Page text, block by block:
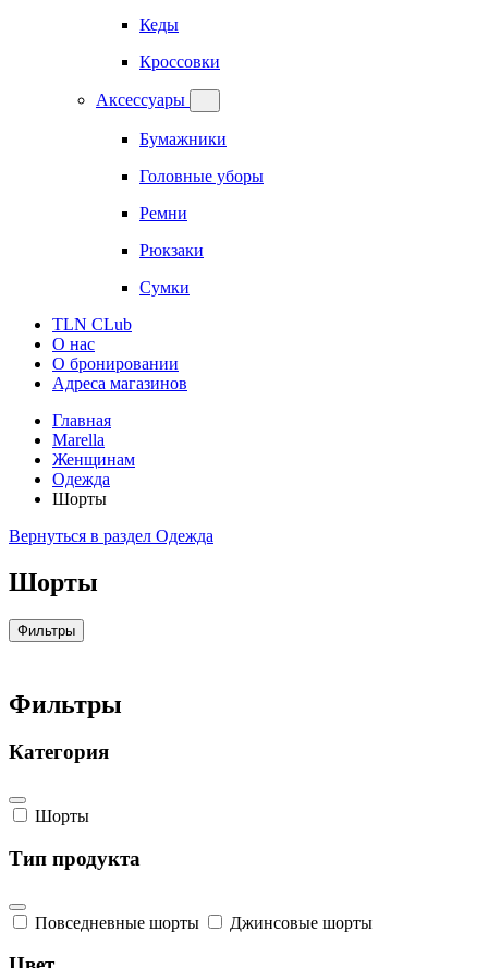
Кеды
Кроссовки
Аксессуары
Бумажники
Головные уборы
Ремни
Рюкзаки
Сумки
TLN CLub
О нас
О бронировании
Адреса магазинов
Главная
Marella
Женщинам
Одежда
Шорты
Вернуться в раздел Одежда
Шорты
Фильтры
Фильтры
Категория
Шорты
Тип продукта
Повседневные шорты Джинсовые шорты